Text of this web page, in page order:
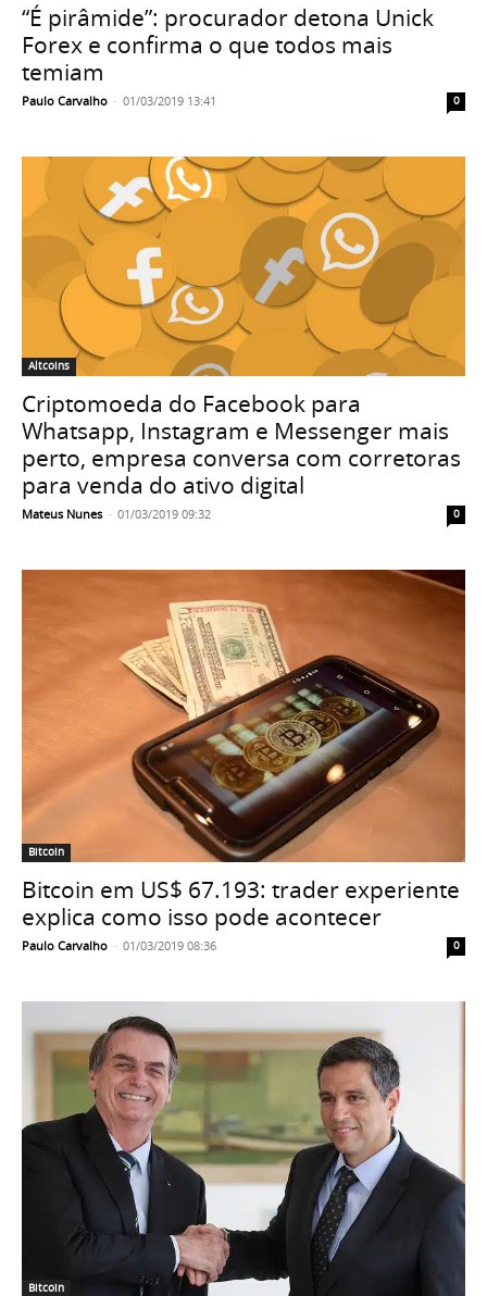
“É pirâmide”: procurador detona Unick
Forex e confirma o que todos mais
temiam
Paulo Carvalho - 01/03/2019 13:41 0
Altcoins
Criptomoeda do Facebook para
Whatsapp, Instagram e Messenger mais
perto, empresa conversa com corretoras
para venda do ativo digital
Mateus Nunes - 01/03/2019 09:32 0
Bitcoin
Bitcoin em US$ 67.193: trader experiente
explica como isso pode acontecer
Paulo Carvalho - 01/03/2019 08:36 0
Bitcoin